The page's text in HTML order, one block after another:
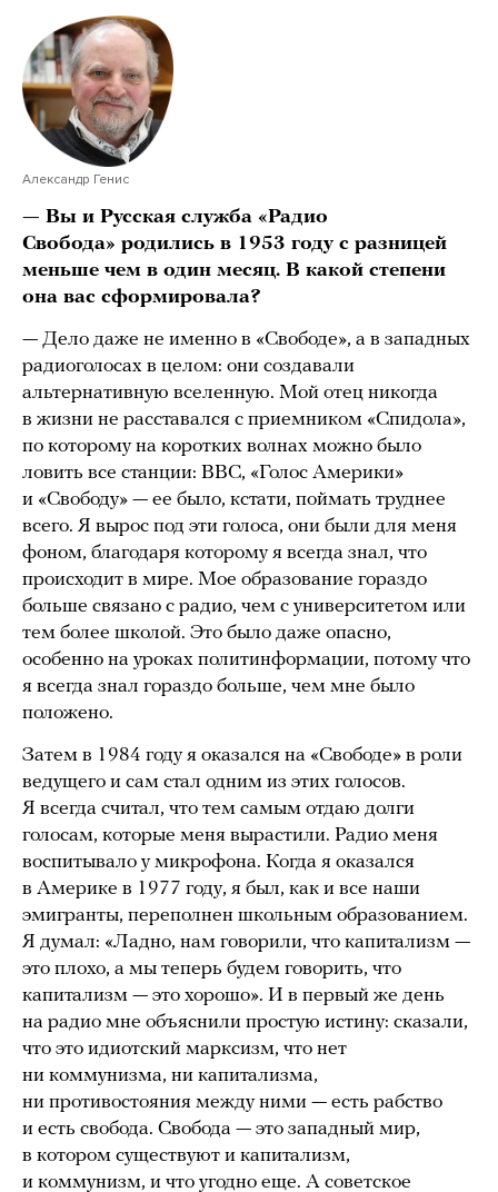
Александр Генис
— Вы и Русская служба «Радио
Свобода» родились в 1953 году с разницей
меньше чем в один месяц. В какой степени
она вас сформировала?
— Дело даже не именно в «Свободе», а в западных
радиоголосах в целом: они создавали
альтернативную вселенную. Мой отец никогда
в жизни не расставался с приемником «Спидола»,
по которому на коротких волнах можно было
ловить все станции: BBC, «Голос Америки»
и «Свободу» — ее было, кстати, поймать труднее
всего. Я вырос под эти голоса, они были для меня
фоном, благодаря которому я всегда знал, что
происходит в мире. Мое образование гораздо
больше связано с радио, чем с университетом или
тем более школой. Это было даже опасно,
особенно на уроках политинформации, потому что
я всегда знал гораздо больше, чем мне было
положено.
Затем в 1984 году я оказался на «Свободе» в роли
ведущего и сам стал одним из этих голосов.
Я всегда считал, что тем самым отдаю долги
голосам, которые меня вырастили. Радио меня
воспитывало у микрофона. Когда я оказался
в Америке в 1977 году, я был, как и все наши
эмигранты, переполнен школьным образованием.
Я думал: «Ладно, нам говорили, что капитализм —
это плохо, а мы теперь будем говорить, что
капитализм — это хорошо». И в первый же день
на радио мне объяснили простую истину: сказали,
что это идиотский марксизм, что нет
ни коммунизма, ни капитализма,
ни противостояния между ними — есть рабство
и есть свобода. Свобода — это западный мир,
в котором существуют и капитализм,
и коммунизм, и что угодно еще. А советское